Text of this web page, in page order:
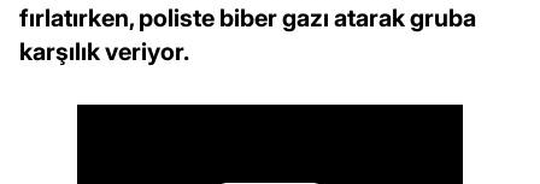
fırlatırken, poliste biber gazı atarak gruba
karşılık veriyor.